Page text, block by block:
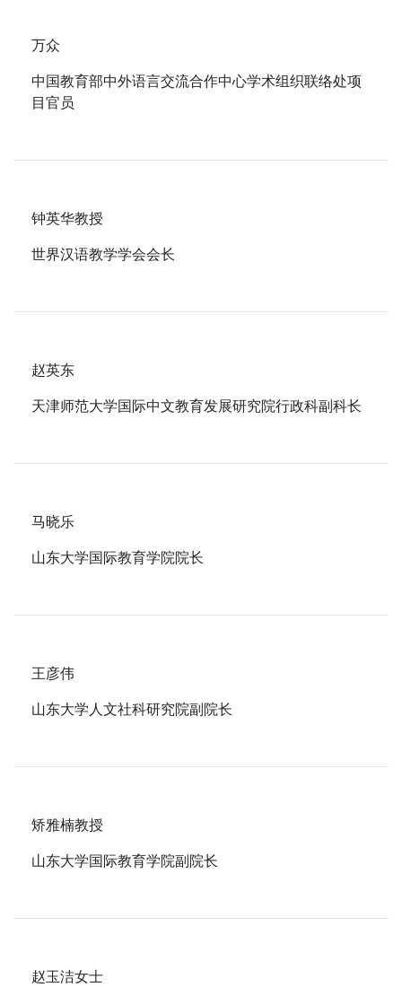
万众
中国教育部中外语言交流合作中心学术组织联络处项
目官员
钟英华教授
世界汉语教学学会会长
赵英东
天津师范大学国际中文教育发展研究院行政科副科长
马晓乐
山东大学国际教育学院院长
王彦伟
山东大学人文社科研究院副院长
矫雅楠教授
山东大学国际教育学院副院长
赵玉洁女士